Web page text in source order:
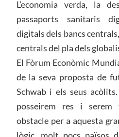
L’economia verda, la
passaports sanitaris
digitals dels bancs
centrals del pla dels
El Fòrum Econòmic
de la seva proposta de
Schwab i els seus
posseirem res i serem
obstacle per a aquesta